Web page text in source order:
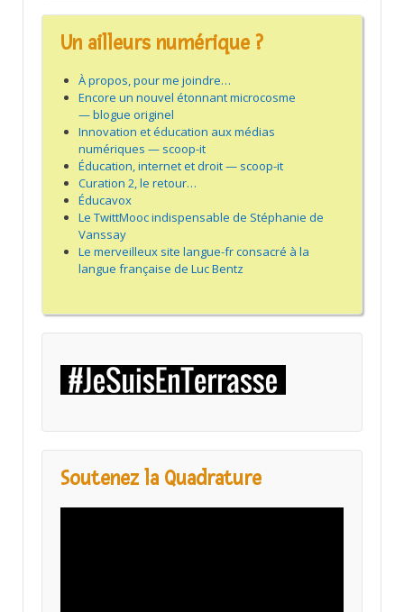
Un ailleurs numérique ?
À propos, pour me joindre…
Encore un nouvel étonnant microcosme
— blogue originel
Innovation et éducation aux médias
numériques — scoop-it
Éducation, internet et droit — scoop-it
Curation 2, le retour…
Éducavox
Le TwittMooc indispensable de Stéphanie de
Vanssay
Le merveilleux site langue-fr consacré à la
langue française de Luc Bentz
Soutenez la Quadrature